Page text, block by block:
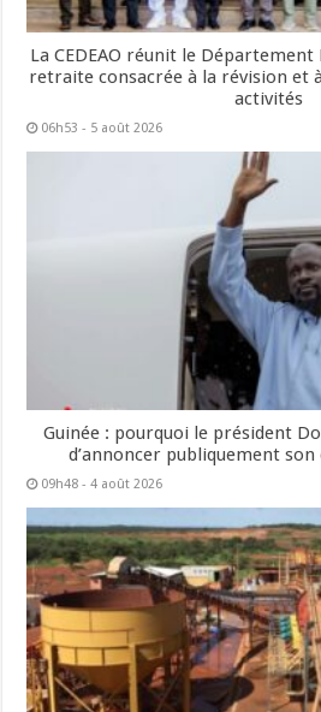
La CEDEAO réunit le Département
retraite consacrée à la révision et
activités
06h53 - 5 août 2026
Guinée : pourquoi le président
d’annoncer publiquement
09h48 - 4 août 2026